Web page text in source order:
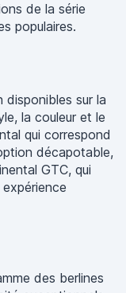
de la série
populaires.
sur la
la couleur et le
qui correspond
décapotable,
GTC, qui
des berlines